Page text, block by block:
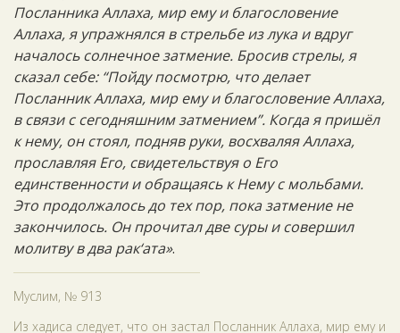
Посланника Аллаха, мир ему и благословение
Аллаха, я упражнялся в стрельбе из лука и вдруг
началось солнечное затмение. Бросив стрелы, я
сказал себе: “Пойду посмотрю, что делает
Посланник Аллаха, мир ему и благословение Аллаха,
в связи с сегодняшним затмением”. Когда я пришёл
к нему, он стоял, подняв руки, восхваляя Аллаха,
прославляя Его, свидетельствуя о Его
единственности и обращаясь к Нему с мольбами.
Это продолжалось до тех пор, пока затмение не
закончилось. Он прочитал две суры и совершил
молитву в два рак‘ата».
Муслим, № 913
Из хадиса следует, что он застал Посланник Аллаха, мир ему и